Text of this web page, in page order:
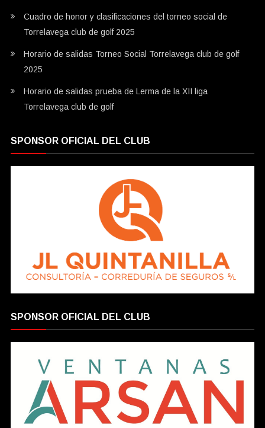
Cuadro de honor y clasificaciones del torneo social de
Torrelavega club de golf 2025
Horario de salidas Torneo Social Torrelavega club de golf
2025
Horario de salidas prueba de Lerma de la XII liga
Torrelavega club de golf
SPONSOR OFICIAL DEL CLUB
SPONSOR OFICIAL DEL CLUB